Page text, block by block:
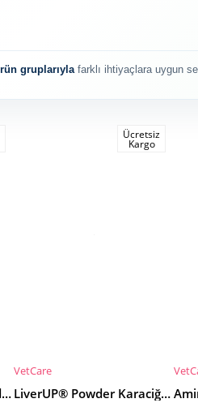
gruplarıylafarklı ihtiyaçlara uygun
L-Carnitine® Powder Kedi & Köpek 40g
SEPETE EKLE
Ücretsiz
Kargo
VetCare
LiverUP® Powder Karaciğer Fonksiyon Desteği 80g